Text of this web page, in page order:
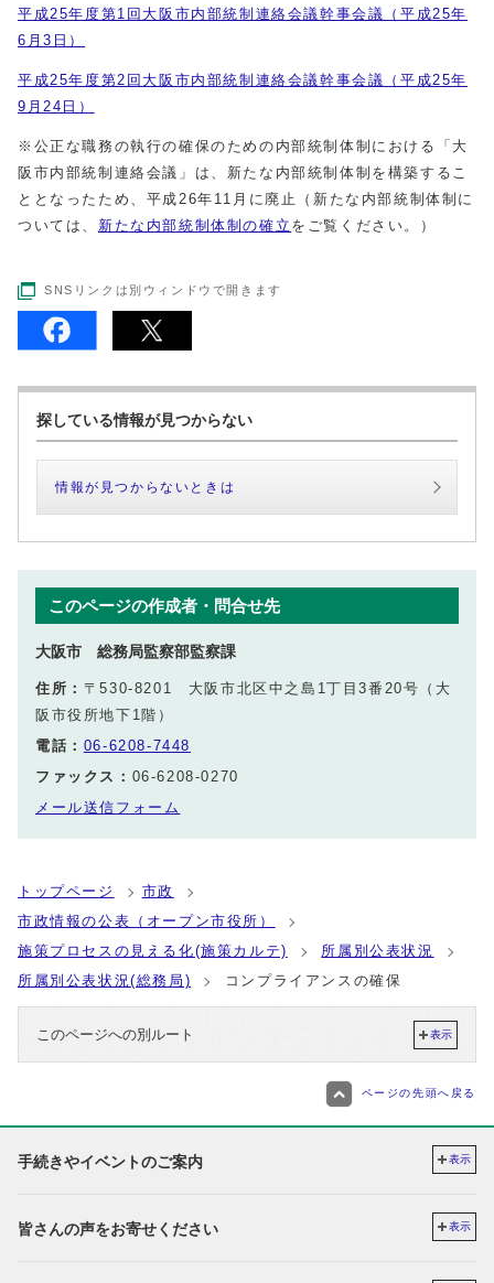
平成25年度第1回大阪市内部統制連絡会議幹事会議（平成25年
6月3日）
平成25年度第2回大阪市内部統制連絡会議幹事会議（平成25年
9月24日）
※公正な職務の執行の確保のための内部統制体制における「大
阪市内部統制連絡会議」は、新たな内部統制体制を構築するこ
ととなったため、平成26年11月に廃止（新たな内部統制体制に
ついては、 新たな内部統制体制の確立 をご覧ください。）
SNSリンクは別ウィンドウで開きます
探している情報が見つからない
情報が見つからないときは
このページの作成者・問合せ先
大阪市 総務局監察部監察課
住所： 〒530-8201 大阪市北区中之島1丁目3番20号（大
阪市役所地下1階）
電話： 06-6208-7448
ファックス： 06-6208-0270
メール送信フォーム
トップページ
市政
市政情報の公表（オープン市役所）
施策プロセスの見える化(施策カルテ)
所属別公表状況
所属別公表状況(総務局)
コンプライアンスの確保
このページへの別ルート 表示
ページの先頭へ戻る
手続きやイベントのご案内 表示
皆さんの声をお寄せください 表示